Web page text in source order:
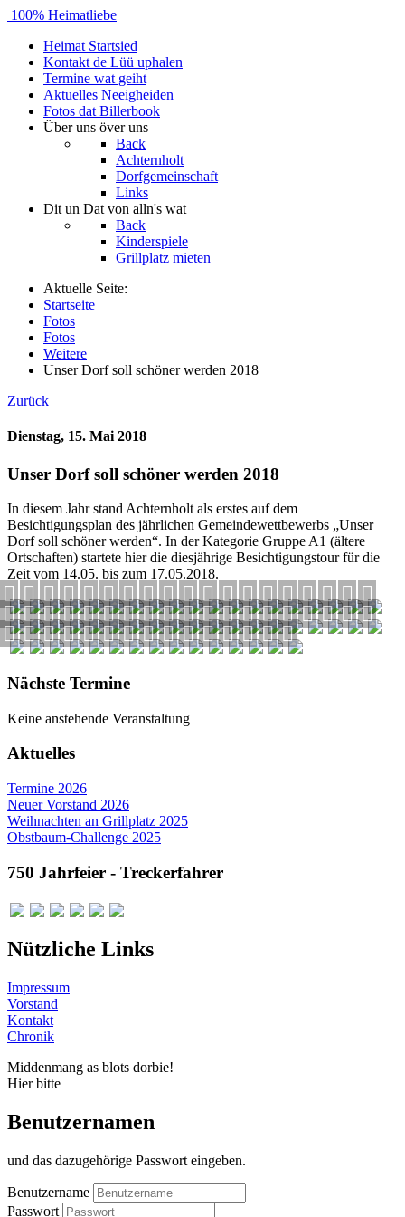
100% Heimatliebe
Heimat Startsied
Kontakt de Lüü uphalen
Termine wat geiht
Aktuelles Neeigheiden
Fotos dat Billerbook
Über uns över uns
Back
Achternholt
Dorfgemeinschaft
Links
Dit un Dat von alln's wat
Back
Kinderspiele
Grillplatz mieten
Aktuelle Seite:
Startseite
Fotos
Fotos
Weitere
Unser Dorf soll schöner werden 2018
Zurück
Dienstag, 15. Mai 2018
Unser Dorf soll schöner werden 2018
In diesem Jahr stand Achternholt als erstes auf dem
Besichtigungsplan des jährlichen Gemeindewettbewerbs „Unser
Dorf soll schöner werden“. In der Kategorie Gruppe A1 (ältere
Ortschaften) startete hier die diesjährige Besichtigungstour für die
Zeit vom 14.05. bis zum 17.05.2018.
Nächste Termine
Keine anstehende Veranstaltung
Aktuelles
Termine 2026
Neuer Vorstand 2026
Weihnachten an Grillplatz 2025
Obstbaum-Challenge 2025
750 Jahrfeier - Treckerfahrer
Nützliche Links
Impressum
Vorstand
Kontakt
Chronik
Middenmang as blots dorbie!
Hier bitte
Benutzernamen
und das dazugehörige Passwort eingeben.
Benutzername
Passwort